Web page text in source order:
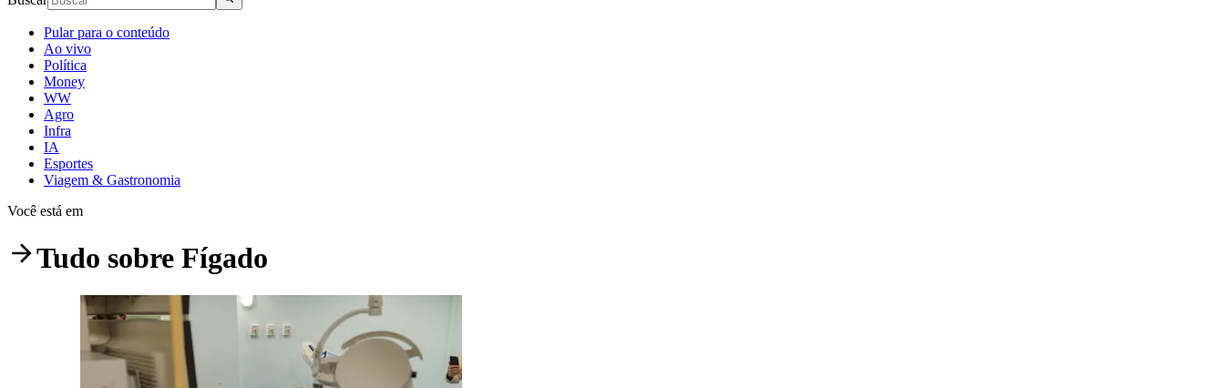
Pular para o conteúdo
Ao vivo
Política
Money
WW
Agro
Infra
IA
Esportes
Viagem & Gastronomia
Você está em
Tudo sobre Fígado